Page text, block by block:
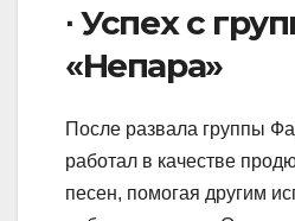
∙ Успех с
«Непара»
После развала группы
работал в качестве
песен, помогая другим